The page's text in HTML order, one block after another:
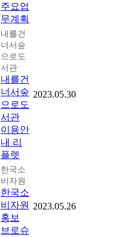
주요업
무계획
내를건
너서숲
으로도
서관
내를건
너서숲
으로도
서관
이용안
내 리
플렛
2023.05.30
한국소
비자원
한국소
비자원
홍보
브로슈
2023.05.26